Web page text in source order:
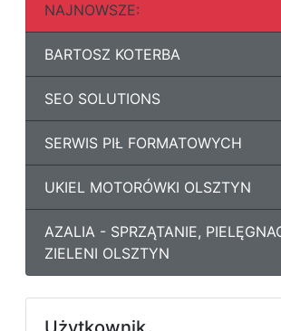
NAJNOWSZE:
BARTOSZ KOTERBA
SEO SOLUTIONS
SERWIS PIŁ FORMATOWYCH
UKIEL MOTORÓWKI OLSZTYN
AZALIA - SPRZĄTANIE,
ZIELENI OLSZTYN